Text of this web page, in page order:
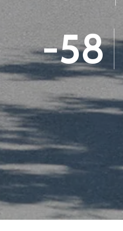
-59